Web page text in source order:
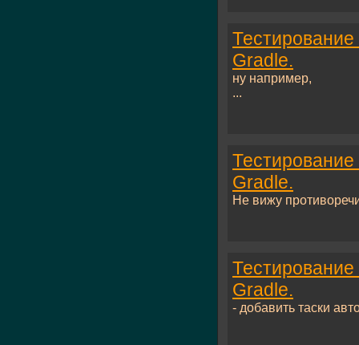
Gradle.
ну например,
...
Gradle.
Не вижу
Gradle.
- добавить таски